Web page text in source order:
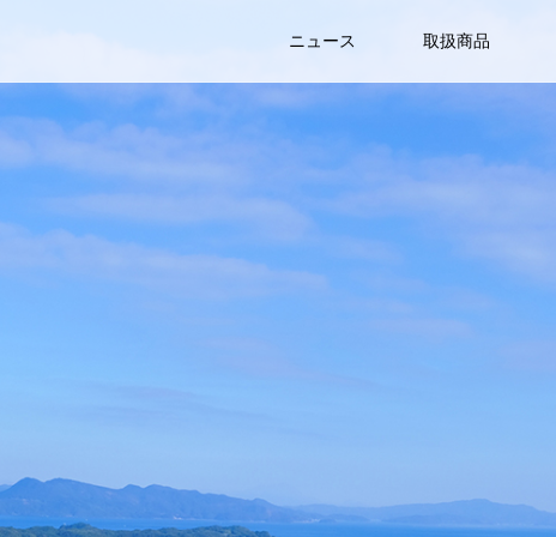
ニュース 取扱商品